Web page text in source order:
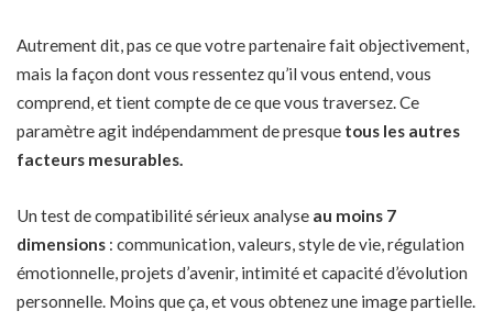
Autrement dit, pas ce que votre partenaire fait objectivement,
mais la façon dont vous ressentez qu’il vous entend, vous
comprend, et tient compte de ce que vous traversez. Ce
paramètre agit indépendamment de presque tous les autres
facteurs mesurables.
Un test de compatibilité sérieux analyse au moins 7
dimensions : communication, valeurs, style de vie, régulation
émotionnelle, projets d’avenir, intimité et capacité d’évolution
personnelle. Moins que ça, et vous obtenez une image partielle.